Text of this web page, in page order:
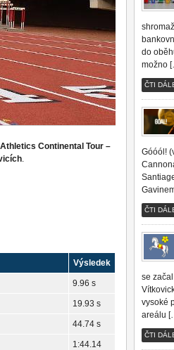
Continental Tour –
.
Výsledek
9.96 s
19.93 s
44.74 s
1:44.14
do
možno
ČTI
Góóól!
ČTI
se
vysoké
areálu
ČTI